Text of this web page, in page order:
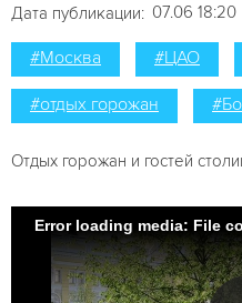
Дата публикации: 07.06 18:20
#Москва #ЦАО
#отдых горожан
Отдых горожан и гостей
Error loading media: File